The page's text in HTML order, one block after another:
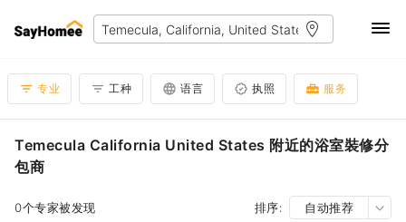
专业 工种 语言 执照 服务
Temecula California United States 附近的浴室裝修分
包商
0个专家被发现 排序: 自动推荐